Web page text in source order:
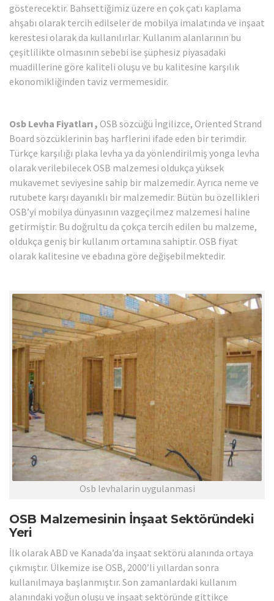
gösterecektir. Bahsettiğimiz üzere en çok çatı kaplama
ahşabı olarak tercih edilseler de mobilya imalatında ve inşaat
kerestesi olarak da kullanılırlar. Kullanım alanlarının bu
çeşitlilikte olmasının sebebi ise şüphesiz piyasadaki
muadillerine göre kaliteli oluşu ve bu kalitesine karşılık
ekonomikliğinden taviz vermemesidir.
Osb Levha Fiyatları , OSB sözcüğü İngilizce, Oriented Strand
Board sözcüklerinin baş harflerini ifade eden bir terimdir.
Türkçe karşılığı plaka levha ya da yönlendirilmiş yonga levha
olarak verilebilecek OSB malzemesi oldukça yüksek
mukavemet seviyesine sahip bir malzemedir. Ayrıca neme ve
rutubete karşı dayanıklı bir malzemedir. Bütün bu özellikleri
OSB’yi mobilya dünyasının vazgeçilmez malzemesi haline
getirmiştir. Bu doğrultu da çokça tercih edilen bu malzeme,
oldukça geniş bir kullanım ortamına sahiptir. OSB fiyat
olarak kalitesine ve ebadına göre değişebilmektedir.
Osb levhalarin uygulanmasi
OSB Malzemesinin İnşaat Sektöründeki
Yeri
İlk olarak ABD ve Kanada’da inşaat sektörü alanında ortaya
çıkmıştır. Ülkemize ise OSB, 2000’li yıllardan sonra
kullanılmaya başlanmıştır. Son zamanlardaki kullanım
alanındaki yoğun oluşu ve inşaat sektöründe gittikçe